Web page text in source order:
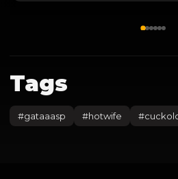
Tags
#gataaasp #hotwife #